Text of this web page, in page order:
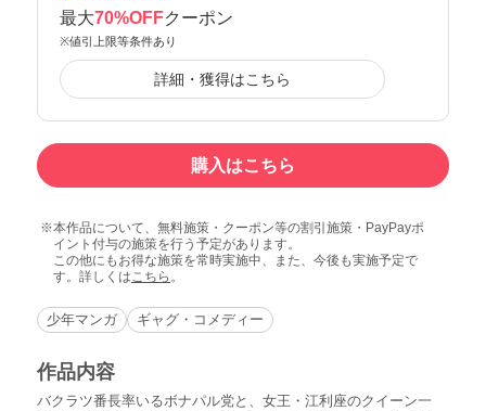
最大70%OFFクーポン
※値引上限等条件あり
詳細・獲得はこちら
購入はこちら
本作品について、無料施策・クーポン等の割引施策・PayPayポ
イント付与の施策を行う予定があります。
この他にもお得な施策を常時実施中、また、今後も実施予定で
す。詳しくは こちら 。
少年マンガ ギャグ・コメディー
作品内容
バクラツ番長率いるボナパル党と、女王・江利座のクイーン一